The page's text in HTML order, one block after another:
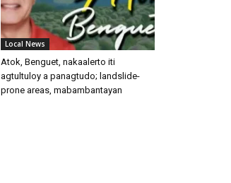
Local News
Atok, Benguet, nakaalerto iti
agtultuloy a panagtudo; landslide-
prone areas, mabambantayan